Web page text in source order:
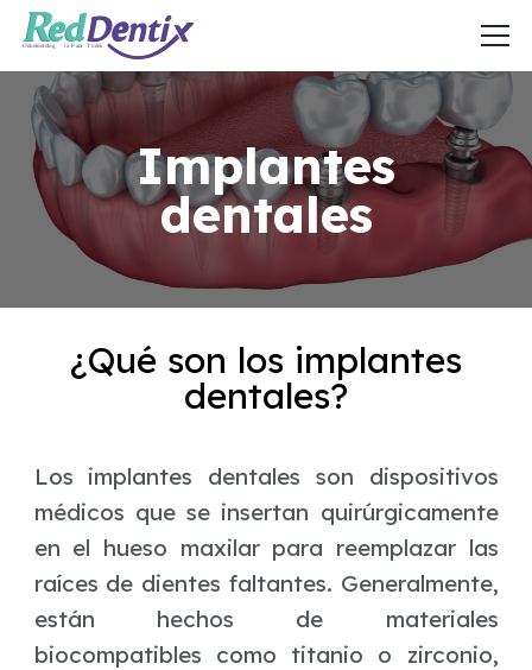
Implantes
dentales
¿Qué son los implantes
dentales?
Los implantes dentales son dispositivos
médicos que se insertan quirúrgicamente
en el hueso maxilar para reemplazar las
raíces de dientes faltantes. Generalmente,
están hechos de materiales
biocompatibles como titanio o zirconio,